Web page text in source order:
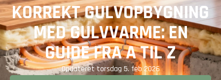
KORREKT GULVOPBYGNING
MED GULVVARME: EN
GUIDE FRA A TIL Z
Opdaterettorsdag 5. feb 2026